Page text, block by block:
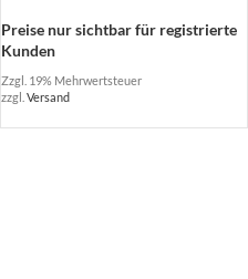
Preise nur sichtbar für registrierte
Kunden
Zzgl. 19% Mehrwertsteuer
zzgl. Versand